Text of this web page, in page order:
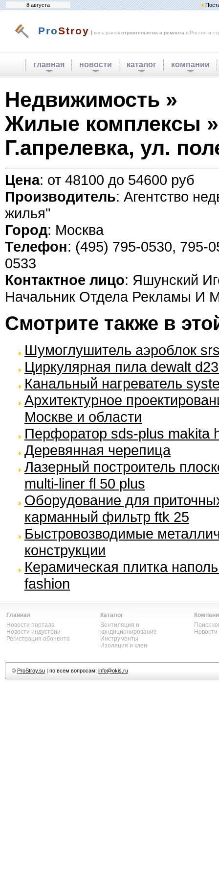
8 августа
ProStroy | весь рынок строительства и ремонта в России и
главная новости каталог компании
Недвижимость »
Жилые комплексы »
Г.апрелевка, ул.
Цена: от 48100 до 54600 руб
Производитель: Агентство
жилья"
Город: Москва
Телефон: (495) 795-0530, 795-
0533
Контактное лицо: Яшунский
Начальник Отдела Рекламы И
Смотрите также в
Шумоглушитель аэроблок
Циркулярная пила dewalt
Канальный нагреватель
Архитектурное
Москве и области
Перфоратор sds-plus makita
Деревянная черепица
Лазерный построитель
multi-liner fl 50 plus
Оборудование для
карманный фильтр ftk 25
Быстровозводимые
конструкции
Керамическая плитка
fashion
Главная
Новости портала
Новости индустрии
Регистрация абонента
Каталог
Вентиляция и
кондиционирование
Инструменты
Изоляция и клеи
Поиск
© ProStroy.su| по всем вопросам: info@okis.ru